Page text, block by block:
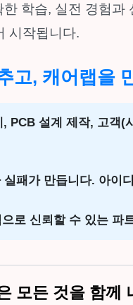
학습, 실전 경험과
시작됩니다.
고, 캐어랩을
PCB 설계 제작, 고객(
패가 만듭니다. 아이
로 신뢰할 수 있는 파
모든 것을 함께